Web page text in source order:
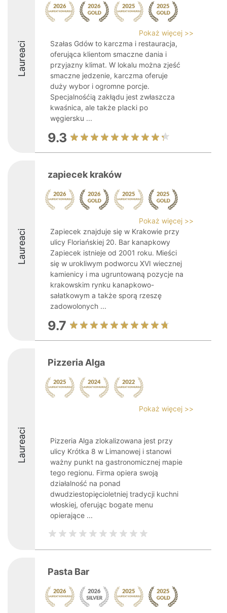
Laureaci
Pokaż więcej >>
Szałas Gdów to karczma i restauracja,
oferująca klientom smaczne dania i
przyjazny klimat. W lokalu można zjeść
smaczne jedzenie, karczma oferuje
duży wybor i ogromne porcje.
Specjalnośćią zakłądu jest zwłaszcza
kwaśnica, ale także placki po
węgiersku ...
9.3
Laureaci
zapiecek kraków
Pokaż więcej >>
Zapiecek znajduje się w Krakowie przy
ulicy Floriańskiej 20. Bar kanapkowy
Zapiecek istnieje od 2001 roku. Mieści
się w urokliwym podworcu XVI wiecznej
kamienicy i ma ugruntowaną pozycje na
krakowskim rynku kanapkowo-
sałatkowym a także sporą rzeszę
zadowolonych ...
9.7
Laureaci
Pizzeria Alga
Pokaż więcej >>
Pizzeria Alga zlokalizowana jest przy
ulicy Krótka 8 w Limanowej i stanowi
ważny punkt na gastronomicznej mapie
tego regionu. Firma opiera swoją
działalność na ponad
dwudziestopięcioletniej tradycji kuchni
włoskiej, oferując bogate menu
opierające ...
Pasta Bar